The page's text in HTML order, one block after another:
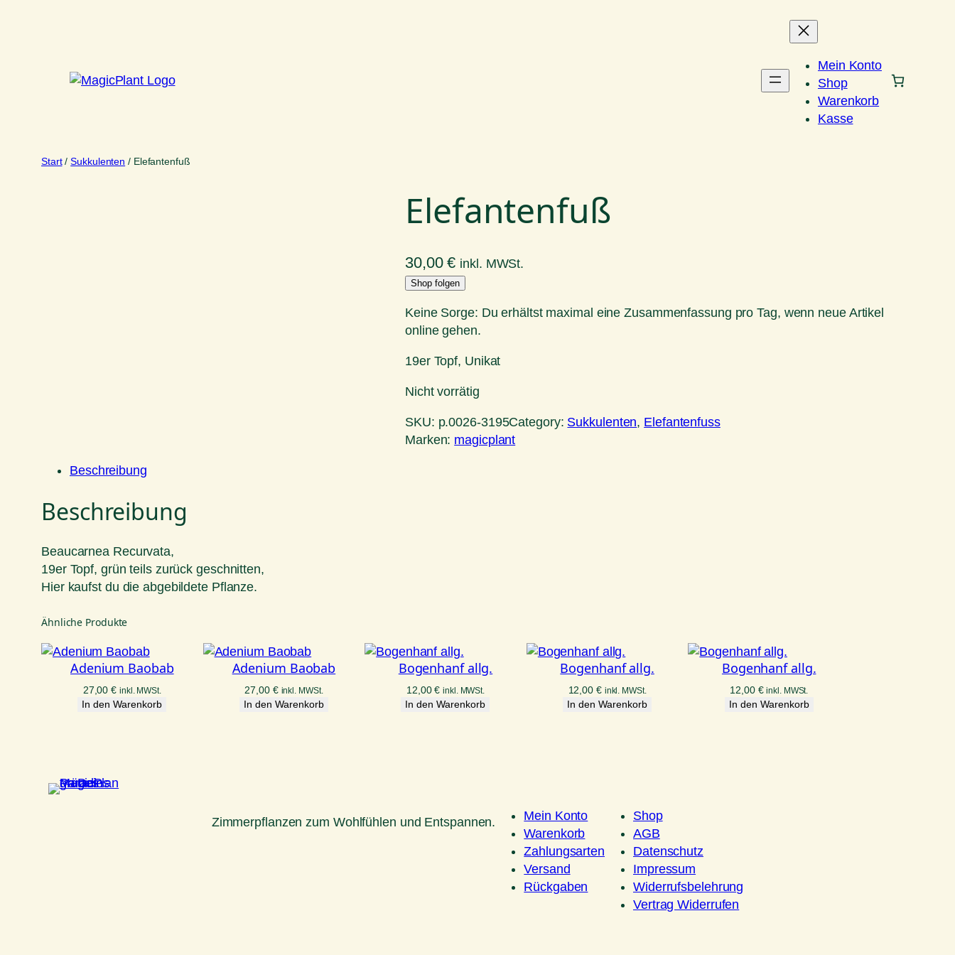
Mein Konto
Shop
Warenkorb
Kasse
Start/Sukkulenten / Elefantenfuß
Elefantenfuß
30,00€ inkl. MWSt.
Shop folgen
Keine Sorge: Du erhältst maximal eine Zusammenfassung pro Tag, wenn neue Artikel
online gehen.
19er Topf, Unikat
Nicht vorrätig
SKU: p.0026-3195Category: Sukkulenten, Elefantenfuss
Marken: magicplant
Beschreibung
Beschreibung
Beaucarnea Recurvata,
19er Topf, grün teils zurück geschnitten,
Hier kaufst du die abgebildete Pflanze.
Ähnliche Produkte
Adenium Baobab
27,00€ inkl. MWSt.
In den Warenkorb
Adenium Baobab
27,00 € inkl. MWSt.
In den Warenkorb
Bogenhanf allg.
12,00€ inkl. MWSt.
In den Warenkorb
Bogenhanf allg.
12,00 € inkl. MWSt.
In den Warenkorb
Bogenhanf allg.
12,00 € inkl. MWSt.
In den Warenkorb
Zimmerpflanzen zum Wohlfühlen und Entspannen.
Mein Konto
Warenkorb
Zahlungsarten
Versand
Rückgaben
Shop
AGB
Datenschutz
Impressum
Widerrufsbelehrung
Vertrag Widerrufen